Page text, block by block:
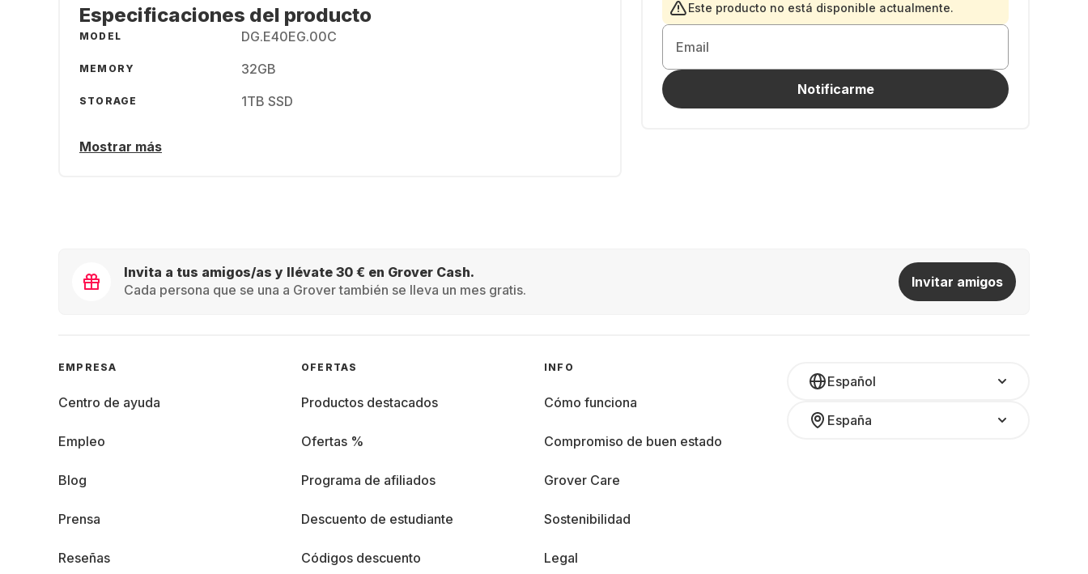
Este producto no está disponible actualmente.
Email
Notificarme
Especificaciones del producto
MODEL DG.E40EG.00C
MEMORY 32GB
STORAGE 1TB SSD
Mostrar más
Invita a tus amigos/as y llévate 30 € en Grover Cash.
Cada persona que se una a Grover también se lleva un mes gratis.
Invitar amigos
Español
España
EMPRESA
Centro de ayuda
Empleo
Blog
Prensa
Reseñas
OFERTAS
Productos destacados
Ofertas %
Programa de afiliados
Descuento de estudiante
Códigos descuento
INFO
Cómo funciona
Compromiso de buen estado
Grover Care
Sostenibilidad
Legal